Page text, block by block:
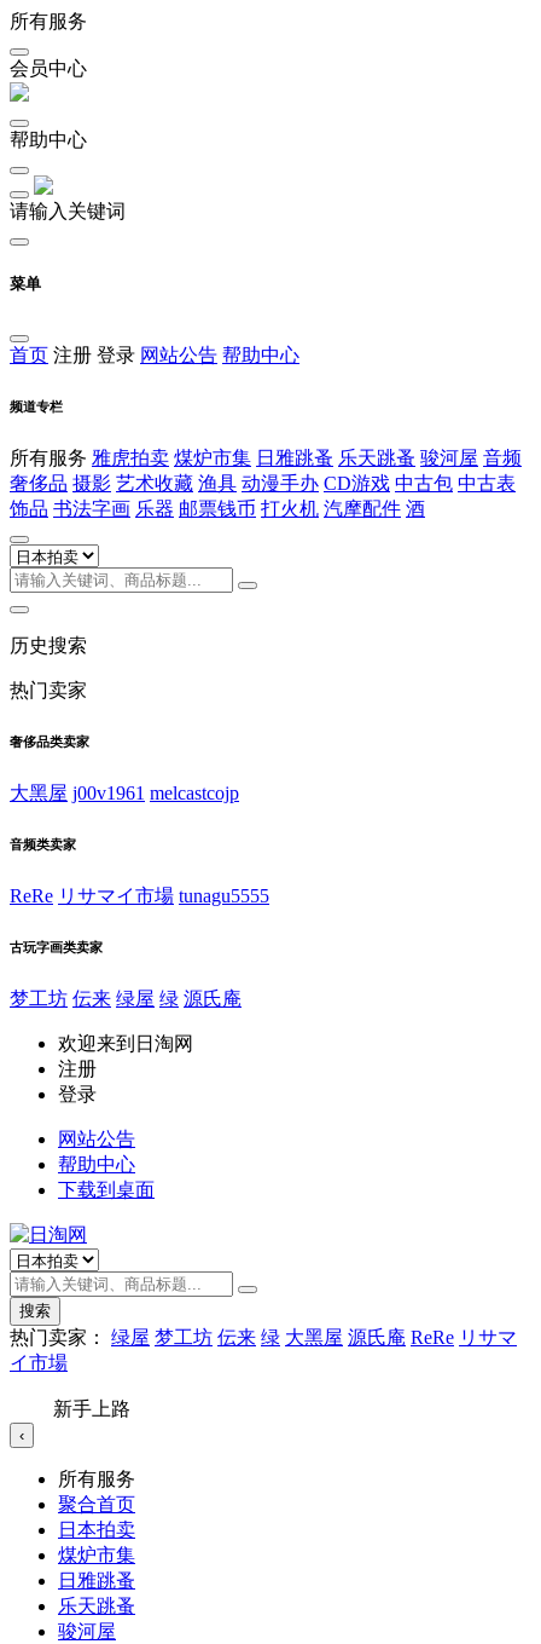
所有服务
会员中心
帮助中心
请输入关键词
菜单
首页 注册 登录 网站公告 帮助中心
频道专栏
所有服务 雅虎拍卖 煤炉市集 日雅跳蚤 乐天跳蚤 骏河屋 音频
奢侈品 摄影 艺术收藏 渔具 动漫手办 CD游戏 中古包 中古表
饰品 书法字画 乐器 邮票钱币 打火机 汽摩配件 酒
历史搜索
热门卖家
奢侈品类卖家
大黑屋 j00v1961 melcastcojp
音频类卖家
ReRe リサマイ市場 tunagu5555
古玩字画类卖家
梦工坊 伝来 绿屋 绿 源氏庵
欢迎来到日淘网
注册
登录
网站公告
帮助中心
下载到桌面
搜索
热门卖家： 绿屋 梦工坊 伝来 绿 大黑屋 源氏庵 ReRe リサマ
イ市場
新手上路
‹
所有服务
聚合首页
日本拍卖
煤炉市集
日雅跳蚤
乐天跳蚤
骏河屋